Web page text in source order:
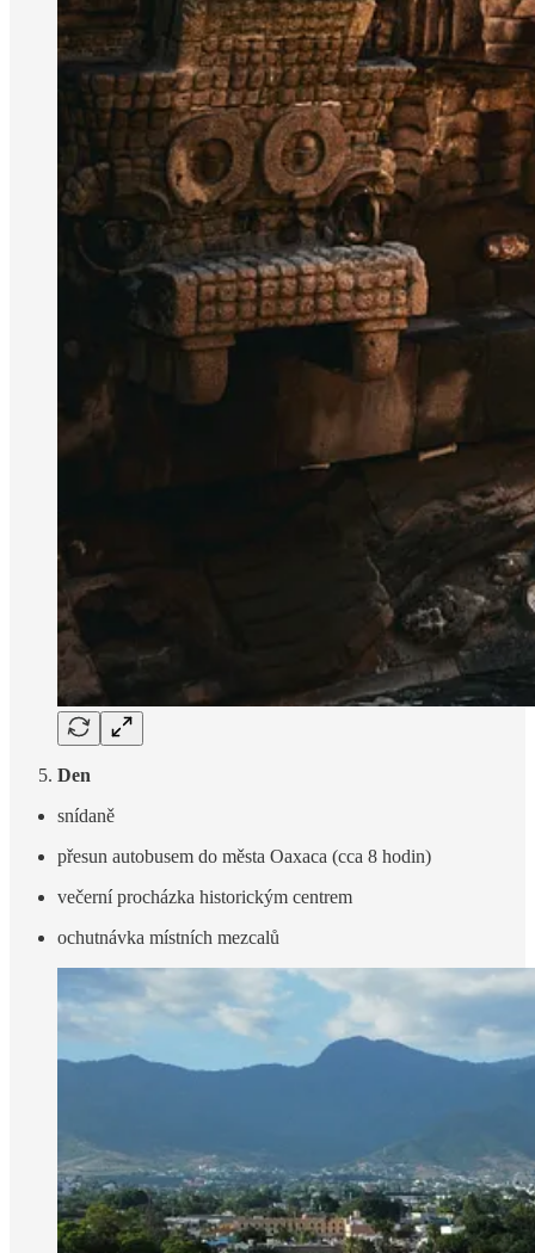
Den
snídaně
přesun autobusem do města Oaxaca (cca 8 hodin)
večerní procházka historickým centrem
ochutnávka místních mezcalů